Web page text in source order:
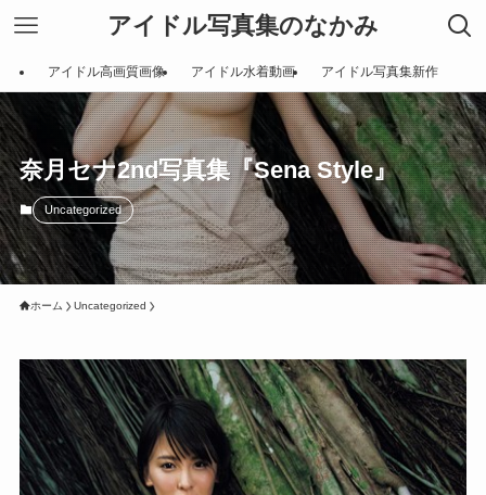
アイドル写真集のなかみ
アイドル高画質画像 アイドル水着動画 アイドル写真集新作
奈月セナ2nd写真集『Sena Style』
Uncategorized
ホーム Uncategorized